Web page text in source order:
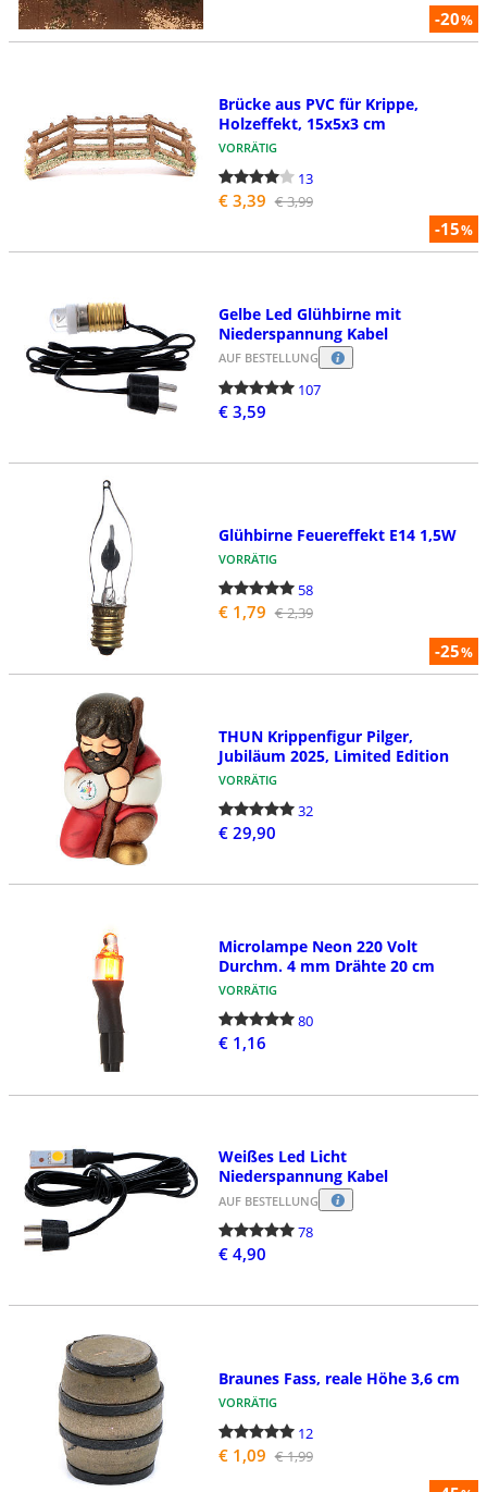
-20%
-15%
Brücke aus PVC für Krippe,
Holzeffekt, 15x5x3 cm
VORRÄTIG
13
€ 3,39 € 3,99
Gelbe Led Glühbirne mit
Niederspannung Kabel
AUF BESTELLUNG
107
€ 3,59
-25%
Glühbirne Feuereffekt E14 1,5W
VORRÄTIG
58
€ 1,79 € 2,39
THUN Krippenfigur Pilger,
Jubiläum 2025, Limited Edition
VORRÄTIG
32
€ 29,90
Microlampe Neon 220 Volt
Durchm. 4 mm Drähte 20 cm
VORRÄTIG
80
€ 1,16
Weißes Led Licht
Niederspannung Kabel
AUF BESTELLUNG
78
€ 4,90
Braunes Fass, reale Höhe 3,6 cm
VORRÄTIG
12
€ 1,09 € 1,99